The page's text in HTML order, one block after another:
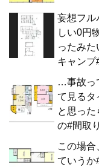
妄想フル
しい0円
ったみた
キャンプ
…事故っ
て見るタ
と思っ
の#間取
この場
ていうか